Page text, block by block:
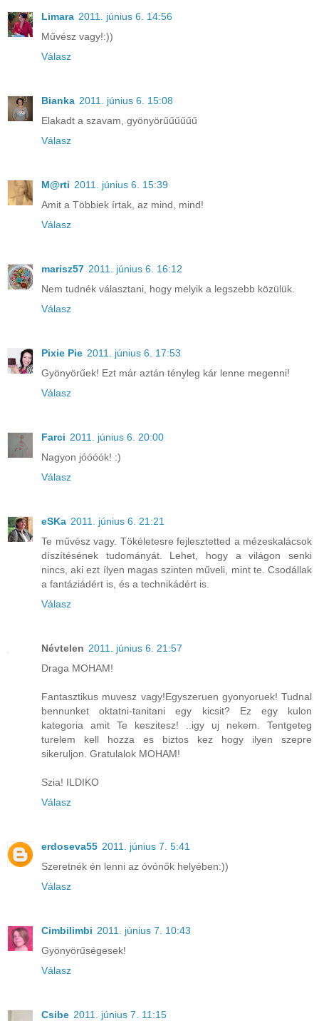
Limara 2011. június 6. 14:56
Művész vagy!:))
Válasz
Bianka 2011. június 6. 15:08
Elakadt a szavam, gyönyörűűűűűű
Válasz
M@rti 2011. június 6. 15:39
Amit a Többiek írtak, az mind, mind!
Válasz
marisz57 2011. június 6. 16:12
Nem tudnék választani, hogy melyik a legszebb közülük.
Válasz
Pixie Pie 2011. június 6. 17:53
Gyönyörűek! Ezt már aztán tényleg kár lenne megenni!
Válasz
Farci 2011. június 6. 20:00
Nagyon jóóóók! :)
Válasz
eSKa 2011. június 6. 21:21
Te művész vagy. Tökéletesre fejlesztetted a mézeskalácsok
díszítésének tudományát. Lehet, hogy a világon senki
nincs, aki ezt ílyen magas szinten műveli, mint te. Csodállak
a fantáziádért is, és a technikádért is.
Válasz
Névtelen 2011. június 6. 21:57
Draga MOHAM!
Fantasztikus muvesz vagy!Egyszeruen gyonyoruek! Tudnal
bennunket oktatni-tanitani egy kicsit? Ez egy kulon
kategoria amit Te keszitesz! ..igy uj nekem. Tentgeteg
turelem kell hozza es biztos kez hogy ilyen szepre
sikeruljon. Gratulalok MOHAM!
Szia! ILDIKO
Válasz
erdoseva55 2011. június 7. 5:41
Szeretnék én lenni az óvónők helyében:))
Válasz
Cimbilimbi 2011. június 7. 10:43
Gyönyörűségesek!
Válasz
Csibe 2011. június 7. 11:15